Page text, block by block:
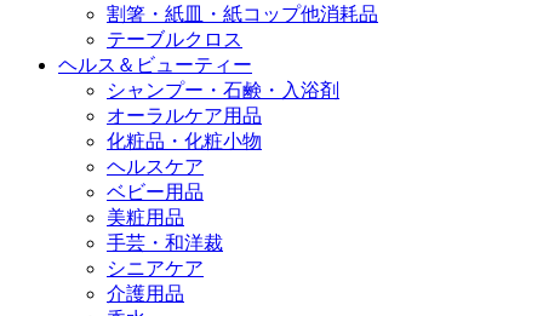
割箸・紙皿・紙コップ他消耗品
テーブルクロス
ヘルス＆ビューティー
シャンプー・石鹸・入浴剤
オーラルケア用品
化粧品・化粧小物
ヘルスケア
ベビー用品
美粧用品
手芸・和洋裁
シニアケア
介護用品